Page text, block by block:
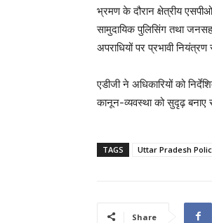
भ्रमण के दौरान क्षेत्रीय
सामुदायिक पुलिसिंग तथा
अपराधियों पर प्रभावी
एडीजी ने अधिकारियों को
कानून-व्यवस्था को सुदृढ़ बनाए
TAGS Uttar Pradesh
Share